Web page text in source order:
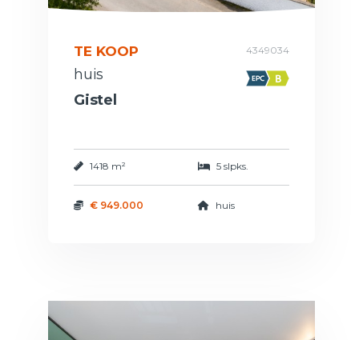
TE KOOP 4349034
huis
Gistel
1418 m² 5 slpks.
€ 949.000 huis